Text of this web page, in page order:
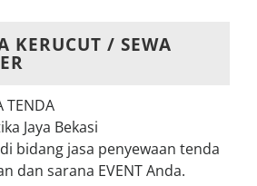
KERUCUT / SEWA
TENDA
Jaya Bekasi
bidang jasa penyewaan tenda
dan sarana EVENT Anda.